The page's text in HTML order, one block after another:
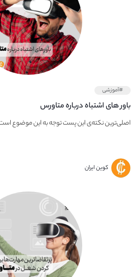
#آموزشی
باور های اشتباه درباره متاورس
اصلی‌ترین نکته‌ی این پست توجه به این موضوع
کوین ایران